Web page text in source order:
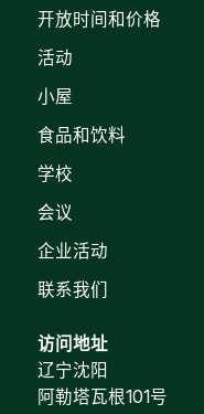
开放时间和价格
活动
小屋
食品和饮料
学校
会议
企业活动
联系我们
访问地址
辽宁沈阳
阿勒塔瓦根101号